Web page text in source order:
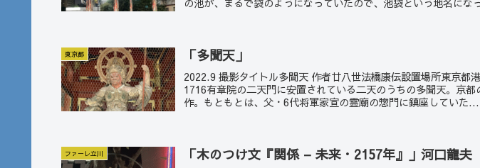
東京都 「多聞天」
2022.9 撮影タイトル多聞天 作者廿八世法橋康伝設置場所東京
1716有章院の二天門に安置されている二天のうちの多聞天。京
作。もともとは、父・6代将軍家宣の霊廟の惣門に鎮座していた...
ファーレ立川 「木のつけ文『関係 – 未来・2157年』」河口龍夫